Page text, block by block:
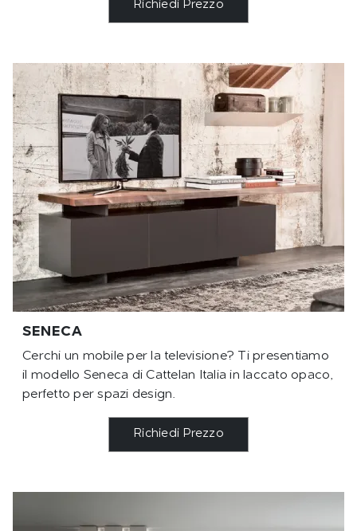
Richiedi Prezzo
SENECA
Cerchi un mobile per la televisione? Ti presentiamo
il modello Seneca di Cattelan Italia in laccato opaco,
perfetto per spazi design.
Richiedi Prezzo